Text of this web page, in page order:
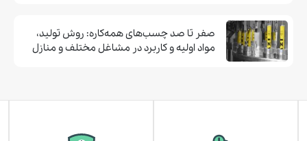
صفر تا صد چسب‌های همه‌کاره: روش تولید،
مواد اولیه و کاربرد در مشاغل مختلف و منازل